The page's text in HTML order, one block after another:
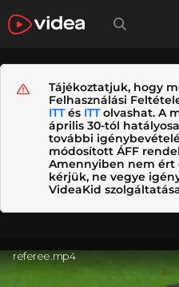
Tájékoztatjuk, hogy
Felhasználási
ITTés ITTolvashat. A
április 30-tól
további
módosított ÁFF
Amennyiben nem ért
kérjük, ne vegye
VideaKid